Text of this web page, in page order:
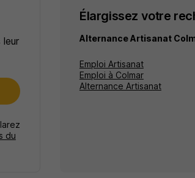
du
Élargissez votre
Alternance Artisanat
Emploi Artisanat
Emploi à Colmar
Alternance Artisanat